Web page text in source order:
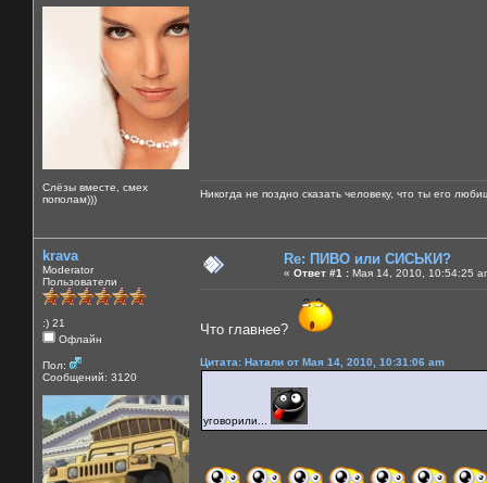
Слёзы вместе, смех
пополам)))
Никогда не поздно сказать человеку, что ты его
krava
Moderator
Пользователи
:) 21
Офлайн
Пол:
Сообщений: 3120
Re: ПИВО или СИСЬКИ?
« Ответ #1 : Мая 14, 2010, 10:54:25
Что главнее?
Цитата: Натали от Мая 14, 2010, 10:31:06 am
уговорили...